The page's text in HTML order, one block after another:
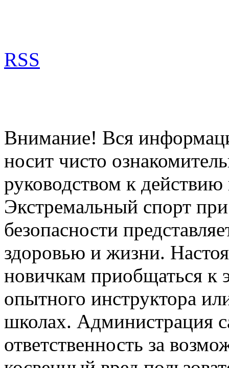
RSS
Внимание! Вся
носит чисто
руководством к
Экстремальный спорт
безопасности
здоровью и жизни.
новичкам приобщаться к
опытного инструктора
школах. Администрация
ответственность за